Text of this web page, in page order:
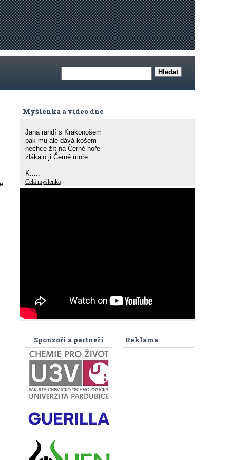
Myšlenka a video dne
Jana randí s Krakonošem
pak mu ale dává košem
nechce žít na Černé hoře
zlákalo ji Černé moře
K.....
Celá myšlenka
Reklama
Sponzoři a partneři